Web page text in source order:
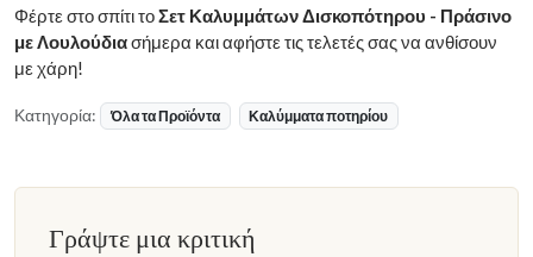
Φέρτε στο σπίτι τοΣετ Καλυμμάτων Δισκοπότηρου - Πράσινο
με Λουλούδιασήμερα και αφήστε τις τελετές σας να ανθίσουν
με χάρη!
Κατηγορία: Όλα τα Προϊόντα Καλύμματα ποτηρίου
Γράψτε μια κριτική